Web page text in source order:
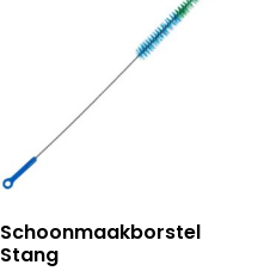
Schoonmaakborstel
Stang